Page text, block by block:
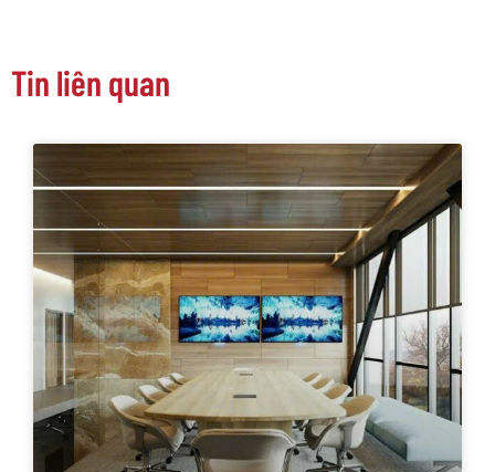
Tin liên quan